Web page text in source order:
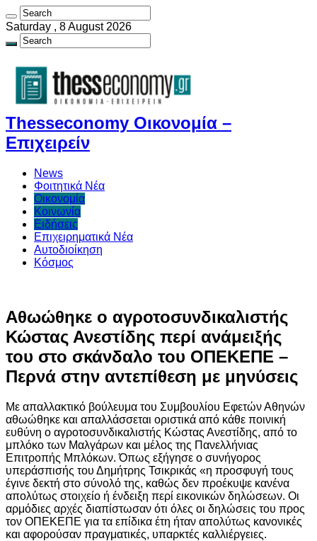
Saturday , 8 August 2026
Thesseconomy Οικονομία –
Επιχειρείν
News
Φοιτητικά Νέα
Οικονομία
Κοινωνία
Ειδήσεις
Επιχειρηματικά Νέα
Αυτοδιοίκηση
Κόσμος
Αθωώθηκε ο αγροτοσυνδικαλιστής
Κώστας Ανεστίδης περί ανάμειξής
του στο σκάνδαλο του ΟΠΕΚΕΠΕ –
Περνά στην αντεπίθεση με μηνύσεις
Με απαλλακτικό βούλευμα του Συμβουλίου Εφετών Αθηνών
αθωώθηκε και απαλλάσσεται οριστικά από κάθε ποινική
ευθύνη ο αγροτοσυνδικαλιστής Κώστας Ανεστίδης, από το
μπλόκο των Μαλγάρων και μέλος της Πανελλήνιας
Επιτροπής Μπλόκων. Όπως εξήγησε ο συνήγορος
υπεράσπισής του Δημήτρης Τσικρικάς «η προσφυγή τους
έγινε δεκτή στο σύνολό της, καθώς δεν προέκυψε κανένα
απολύτως στοιχείο ή ένδειξη περί εικονικών δηλώσεων. Οι
αρμόδιες αρχές διαπίστωσαν ότι όλες οι δηλώσεις του προς
τον ΟΠΕΚΕΠΕ για τα επίδικα έτη ήταν απολύτως κανονικές
και αφορούσαν πραγματικές, υπαρκτές καλλιέργειες.